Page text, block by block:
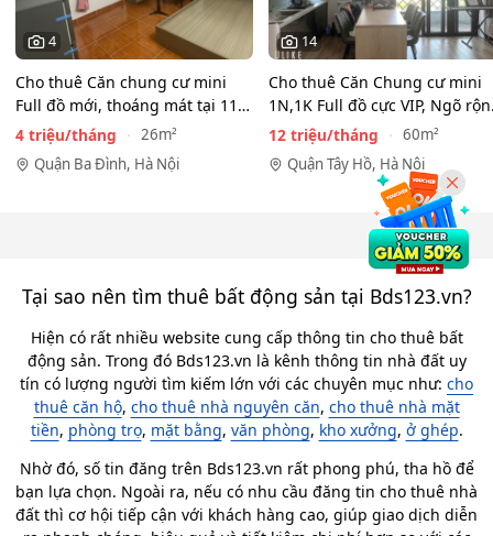
4
Cho thuê Căn chung cư mini
Full đồ mới, thoáng mát tại 116
Phan Kế Bính, Ba…
4 triệu/tháng
26m²
Quận Ba Đình, Hà Nội
14
Cho thuê Căn Chung cư mini
1N,1K Full đồ cực VIP, Ngõ
View toàn mặt hồ…
12 triệu/tháng
60m²
Quận Tây Hồ, Hà Nội
Tại sao nên tìm thuê bất động sản tại Bds123.vn?
Hiện có rất nhiều website cung cấp thông tin cho thuê bất
động sản. Trong đó Bds123.vn là kênh thông tin nhà đất uy
tín có lượng người tìm kiếm lớn với các chuyên mục như: cho
thuê căn hộ, cho thuê nhà nguyên căn, cho thuê nhà mặt
tiền, phòng trọ, mặt bằng, văn phòng, kho xưởng, ở ghép.
Nhờ đó, số tin đăng trên Bds123.vn rất phong phú, tha hồ để
bạn lựa chọn. Ngoài ra, nếu có nhu cầu đăng tin cho thuê nhà
đất thì cơ hội tiếp cận với khách hàng cao, giúp giao dịch diễn